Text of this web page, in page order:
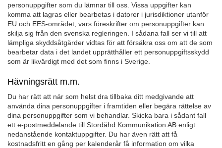
personuppgifter som du lämnar till oss. Vissa uppgifter kan
komma att lagras eller bearbetas i datorer i jurisdiktioner utanför
EU och EES-området, vars föreskrifter om personuppgifter kan
skilja sig från den svenska regleringen. I sådana fall ser vi till att
lämpliga skyddsåtgärder vidtas för att försäkra oss om att de som
bearbetar data i det landet upprätthåller ett personuppgiftsskydd
som är likvärdigt med det som finns i Sverige.
Hävningsrätt m.m.
Du har rätt att när som helst dra tillbaka ditt medgivande att
använda dina personuppgifter i framtiden eller begära rättelse av
dina personuppgifter som vi behandlar. Skicka bara i sådant fall
ett e-postmeddelande till Stordåhd Kommunikation AB enligt
nedanstående kontaktuppgifter. Du har även rätt att få
kostnadsfritt en gång per kalenderår få information om vilka